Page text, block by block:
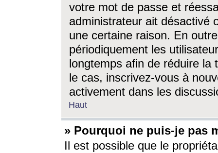
votre mot de passe et
administrateur ait désactivé
une certaine raison. En
périodiquement les
longtemps afin de réduire la
le cas, inscrivez-vous à
activement dans les
Haut
» Pourquoi ne puis-je pas
Il est possible que le